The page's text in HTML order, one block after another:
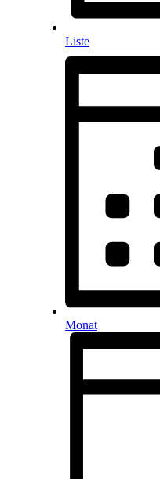
Liste
Monat